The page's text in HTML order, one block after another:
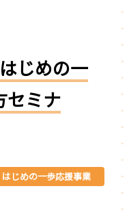
じめの一
ミナ
はじめの一歩応援事業